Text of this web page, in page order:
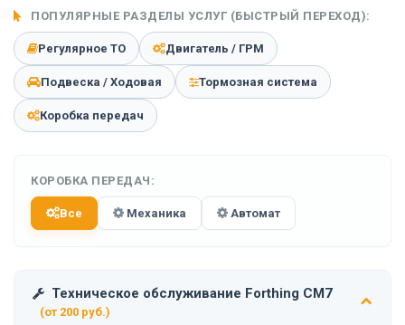
ПОПУЛЯРНЫЕ РАЗДЕЛЫ УСЛУГ (БЫСТРЫЙ ПЕРЕХОД):
Регулярное ТО Двигатель / ГРМ
Подвеска / Ходовая Тормозная система
Коробка передач
КОРОБКА ПЕРЕДАЧ:
Все Механика Автомат
Техническое обслуживание Forthing CM7
(от 200 руб.)